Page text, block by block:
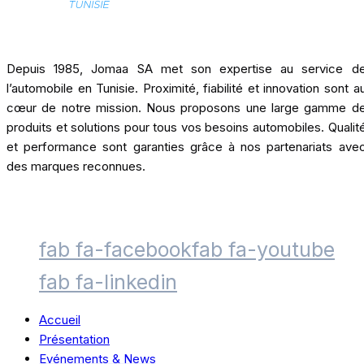
Depuis 1985, Jomaa SA met son expertise au service
l’automobile en Tunisie. Proximité, fiabilité et innovation sont
cœur de notre mission. Nous proposons une large gamme
produits et solutions pour tous vos besoins automobiles.
et performance sont garanties grâce à nos partenariats
des marques reconnues.
fab fa-facebookfab fa-youtube
fab fa-linkedin
Accueil
Présentation
Evénements & News